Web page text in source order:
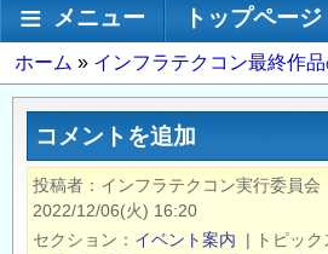
移
メインナビゲーション
メニュー トップページ
パ
ン
ず
ホーム インフラテクコン最終作
コメントを追加
投稿者 インフラテクコン実行委員会
2022/12/06(火) 16:20
セクション
イベント案内 | トピック